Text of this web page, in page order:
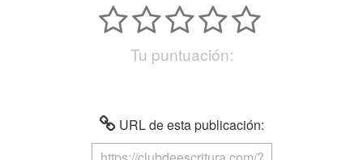
Tu puntuación:
URL de esta publicación: